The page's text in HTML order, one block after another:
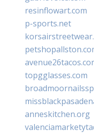
resinflowart.com
p-sports.net
topgglasses.com
anneskitchen.org